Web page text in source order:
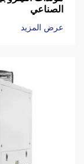
الصناعي
عرض المزيد